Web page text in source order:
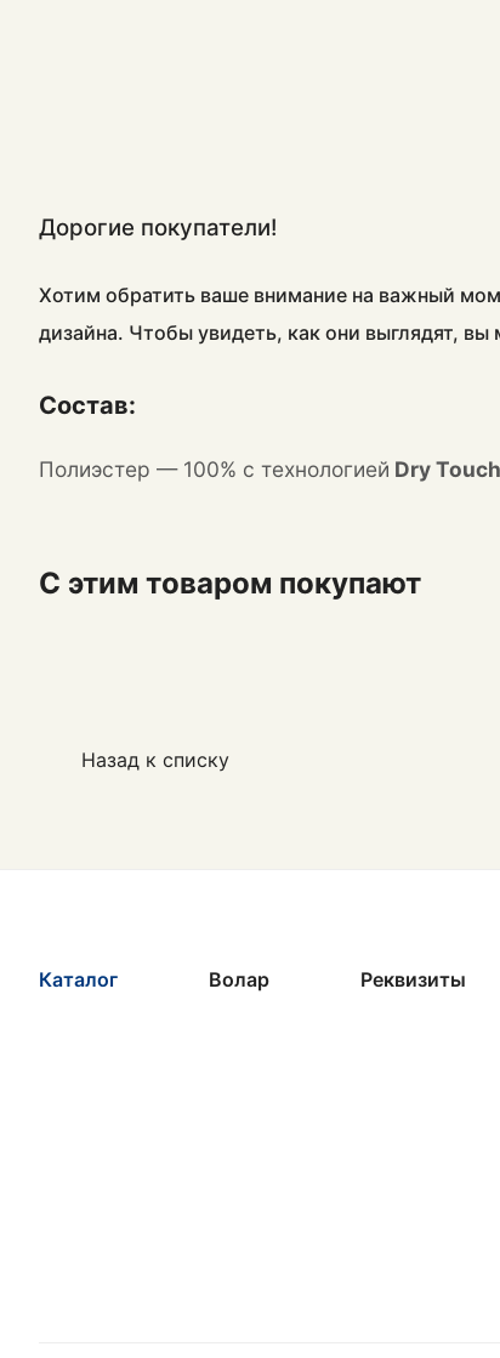
Дорогие покупатели!
Хотим обратить ваше внимание на важный
дизайна. Чтобы увидеть, как они выглядят,
Состав:
Полиэстер — 100% с технологией Dry Touch
С этим товаром покупают
Назад к списку
Каталог Волар Реквизиты